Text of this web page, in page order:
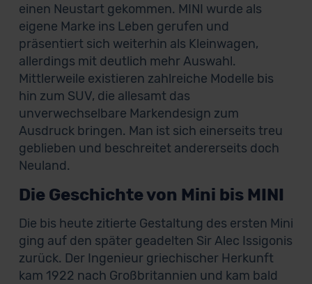
einen Neustart gekommen. MINI wurde als
eigene Marke ins Leben gerufen und
präsentiert sich weiterhin als Kleinwagen,
allerdings mit deutlich mehr Auswahl.
Mittlerweile existieren zahlreiche Modelle bis
hin zum SUV, die allesamt das
unverwechselbare Markendesign zum
Ausdruck bringen. Man ist sich einerseits treu
geblieben und beschreitet andererseits doch
Neuland.
Die Geschichte von Mini bis MINI
Die bis heute zitierte Gestaltung des ersten Mini
ging auf den später geadelten Sir Alec Issigonis
zurück. Der Ingenieur griechischer Herkunft
kam 1922 nach Großbritannien und kam bald